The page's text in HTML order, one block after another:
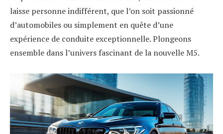
laisse personne indifférent, que l’on soit passionné
d’automobiles ou simplement en quête d’une
expérience de conduite exceptionnelle. Plongeons
ensemble dans l’univers fascinant de la nouvelle M5.